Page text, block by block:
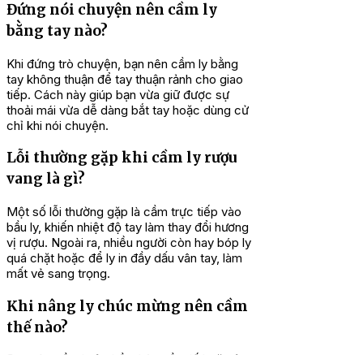
Đứng nói chuyện nên cầm ly
bằng tay nào?
Khi đứng trò chuyện, bạn nên cầm ly bằng
tay không thuận để tay thuận rảnh cho giao
tiếp. Cách này giúp bạn vừa giữ được sự
thoải mái vừa dễ dàng bắt tay hoặc dùng cử
chỉ khi nói chuyện.
Lỗi thường gặp khi cầm ly rượu
vang là gì?
Một số lỗi thường gặp là cầm trực tiếp vào
bầu ly, khiến nhiệt độ tay làm thay đổi hương
vị rượu. Ngoài ra, nhiều người còn hay bóp ly
quá chặt hoặc để ly in đầy dấu vân tay, làm
mất vẻ sang trọng.
Khi nâng ly chúc mừng nên cầm
thế nào?